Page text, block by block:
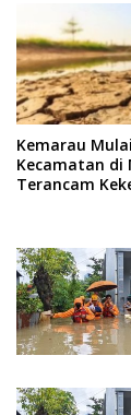
Kemarau
Kecamatan di
Terancam